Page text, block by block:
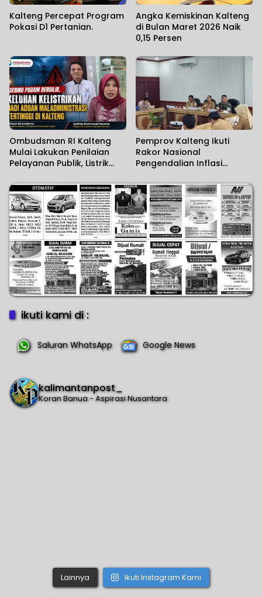
Kalteng Percepat Program
Pokasi D1 Pertanian.
Angka Kemiskinan Kalteng
di Bulan Maret 2026 Naik
0,15 Persen
Ombudsman RI Kalteng
Mulai Lakukan Penilaian
Pelayanan Publik, Listrik
Pemprov Kalteng Ikuti
Rakor Nasional
Pengendalian Inflasi
ikuti kami di :
Saluran WhatsApp Google News
kalimantanpost_
Koran Banua - Aspirasi Nusantara
Lainnya Ikuti Instagram Kami